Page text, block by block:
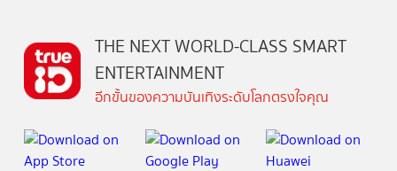
THE NEXT WORLD-CLASS SMART
ENTERTAINMENT
อีกขั้นของความบันเทิงระดับโลกตรงใจคุณ